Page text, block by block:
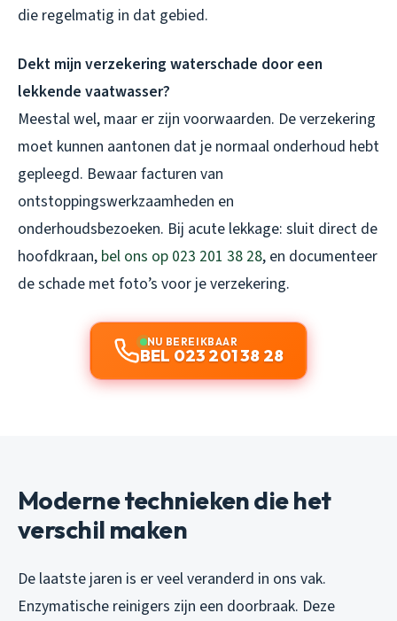
die regelmatig in dat gebied.
Dekt mijn verzekering waterschade door een
lekkende vaatwasser?
Meestal wel, maar er zijn voorwaarden. De verzekering
moet kunnen aantonen dat je normaal onderhoud hebt
gepleegd. Bewaar facturen van
ontstoppingswerkzaamheden en
onderhoudsbezoeken. Bij acute lekkage: sluit direct de
hoofdkraan, bel ons op 023 201 38 28, en documenteer
de schade met foto’s voor je verzekering.
NU BEREIKBAAR
BEL 023 201 38 28
Moderne technieken die het
verschil maken
De laatste jaren is er veel veranderd in ons vak.
Enzymatische reinigers zijn een doorbraak. Deze